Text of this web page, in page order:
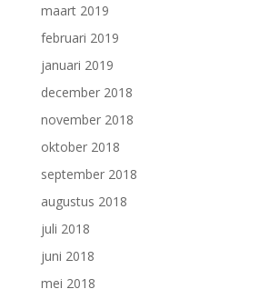
maart 2019
februari 2019
januari 2019
december 2018
november 2018
oktober 2018
september 2018
augustus 2018
juli 2018
juni 2018
mei 2018